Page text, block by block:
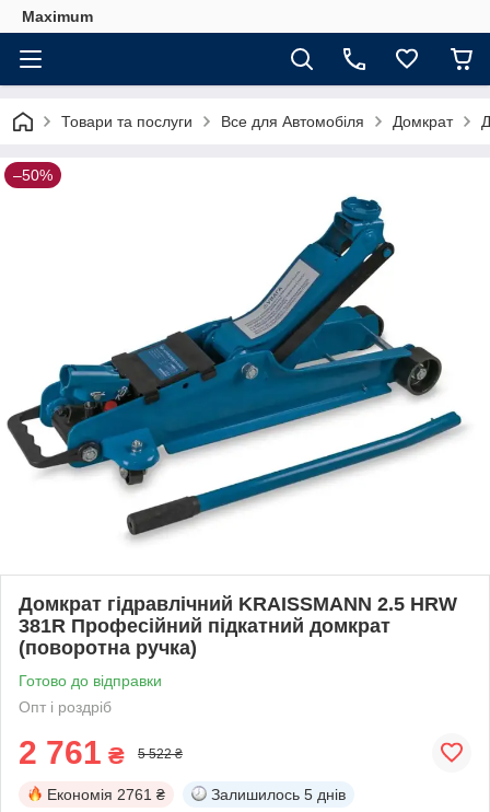
Maximum
Товари та послуги Все для Автомобіля Домкрат
–50%
Домкрат гідравлічний KRAISSMANN 2.5 HRW
381R Професійний підкатний домкрат
(поворотна ручка)
Готово до відправки
Опт і роздріб
2 761 ₴ 5 522 ₴
Економія 2761 ₴ Залишилось 5 днів